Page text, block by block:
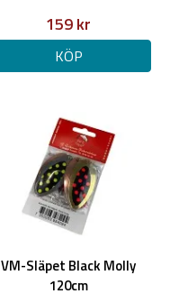
159 kr
KÖP
VM-Släpet Black Molly
120cm